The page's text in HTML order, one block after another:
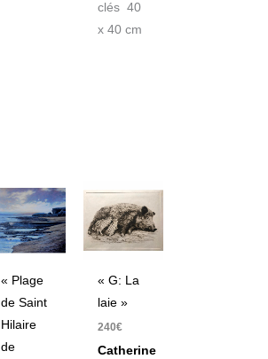
clés 40
x 40 cm
« Plage
de Saint
Hilaire
de
« G: La
laie »
240€
Catherine